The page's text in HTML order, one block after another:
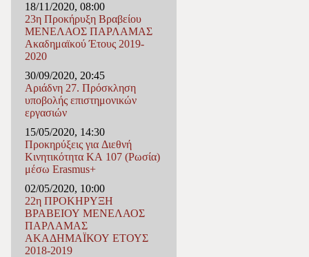
18/11/2020, 08:00
23η Προκήρυξη Βραβείου
ΜΕΝΕΛΑΟΣ ΠΑΡΛΑΜΑΣ
Ακαδημαϊκού Έτους 2019-
2020
30/09/2020, 20:45
Αριάδνη 27. Πρόσκληση
υποβολής επιστημονικών
εργασιών
15/05/2020, 14:30
Προκηρύξεις για Διεθνή
Κινητικότητα ΚΑ 107 (Ρωσία)
μέσω Erasmus+
02/05/2020, 10:00
22η ΠΡΟΚΗΡΥΞΗ
ΒΡΑΒΕΙΟΥ ΜΕΝΕΛΑΟΣ
ΠΑΡΛΑΜΑΣ
ΑΚΑΔΗΜΑΪΚΟΥ ΕΤΟΥΣ
2018-2019